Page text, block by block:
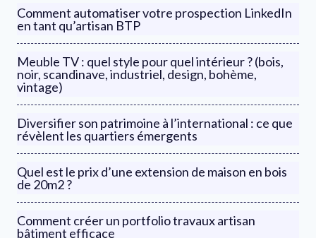
Comment automatiser votre prospection LinkedIn
en tant qu’artisan BTP
Meuble TV : quel style pour quel intérieur ? (bois,
noir, scandinave, industriel, design, bohème,
vintage)
Diversifier son patrimoine à l’international : ce que
révèlent les quartiers émergents
Quel est le prix d’une extension de maison en bois
de 20m2 ?
Comment créer un portfolio travaux artisan
bâtiment efficace